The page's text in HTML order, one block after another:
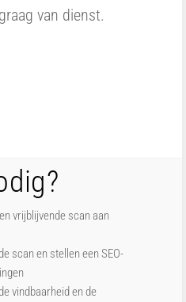
van dienst.
vrijblijvende scan aan
scan en stellen een SEO-
vindbaarheid en de